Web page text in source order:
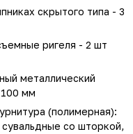
скрытого типа - 3
ригеля - 2 шт
металлический
100 мм
(полимерная):
сувальдные со шторкой,